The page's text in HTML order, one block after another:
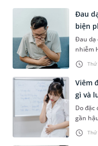
Thứ
Đau
biện
Đau dạ
nhiễm
khác.
cân
Thứ
Viêm
gì và
Do đặc
gần
đường
nhân,